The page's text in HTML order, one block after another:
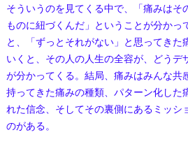
そういうのを見てくる中で、「痛みはそ
ものに紐づくんだ」ということが分かっ
と、「ずっとそれがない」と思ってきた
いくと、その人の人生の全容が、どうデ
が分かってくる。結局、痛みはみんな共
持ってきた痛みの種類、パターン化した
れた信念、そしてその裏側にあるミッシ
のがある。